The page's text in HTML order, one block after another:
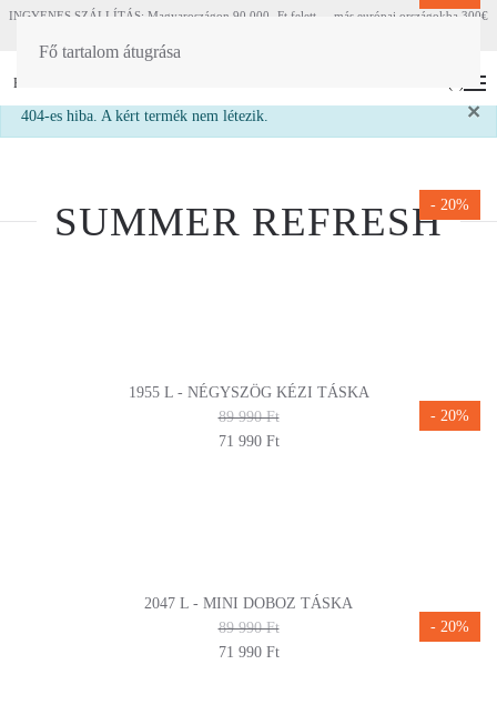
Fő tartalom átugrása
HU
INGYENES SZÁLLÍTÁS: Magyaroszágon 90 000.-Ft felett - más európai országokba 300€
×
info
404-es hiba. A kért termék nem létezik.
SUMMER REFRESH
1955 L - NÉGYSZÖG KÉZI TÁSKA
89 990 Ft
71 990 Ft
2047 L - MINI DOBOZ TÁSKA
89 990 Ft
71 990 Ft
- 20%
- 20%
- 20%